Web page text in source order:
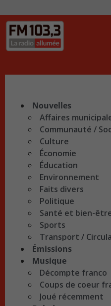
Nouvelles
Affaires
Communauté /
Culture
Économie
Éducation
Environnement
Faits divers
Politique
Santé et bien-
Sports
Transport /
Émissions
Musique
Décompte franco
Coups de coeur
Joué récemment